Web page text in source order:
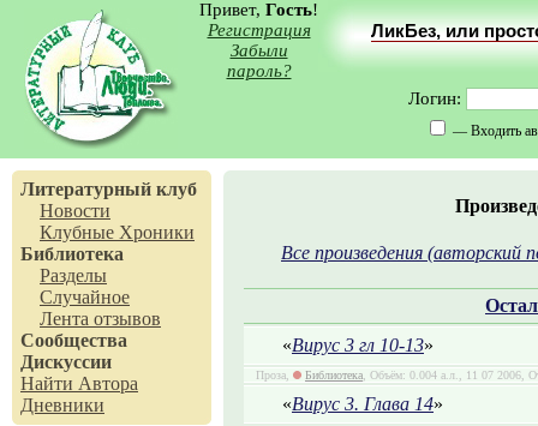
Привет, Гость!
Регистрация
Забыли
пароль?
ЛикБез, или
Логин:
— Входить
Литературный клуб
Новости
Клубные Хроники
Библиотека
Разделы
Случайное
Лента отзывов
Сообщества
Дискуссии
Найти Автора
Дневники
Все произведения (авторский
«Вирус 3 гл 10-13»
Проза, Библиотека, Объём: 0.004 а.л., 11 07 2006,
«Вирус 3. Глава 14»